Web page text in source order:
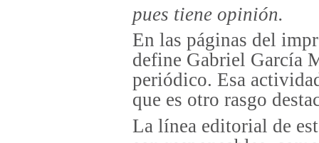
pues tiene opinión.
En las páginas del
define Gabriel García
periódico. Esa
que es otro rasgo
La línea editorial de